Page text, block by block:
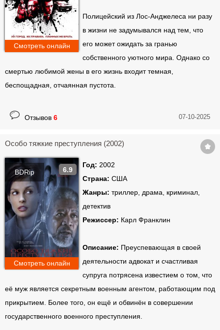
Полицейский из Лос-Анджелеса ни разу
в жизни не задумывался над тем, что
его может ожидать за гранью
собственного уютного мира. Однако со
смертью любимой жены в его жизнь входит темная,
беспощадная, отчаянная пустота.
Смотреть онлайн
Отзывов 6 07-10-2025
Особо тяжкие преступления (2002)
6.9
BDRip
Год: 2002
Страна: США
Жанры: триллер, драма, криминал,
детектив
Режиссер: Карл Франклин
Описание: Преуспевающая в своей
деятельности адвокат и счастливая
супруга потрясена известием о том, что
её муж является секретным военным агентом, работающим под
прикрытием. Более того, он ещё и обвинён в совершении
государственного военного преступления.
Смотреть онлайн